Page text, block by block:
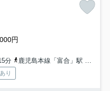
円
分
鹿児島本線「富合」駅 徒歩16分
り